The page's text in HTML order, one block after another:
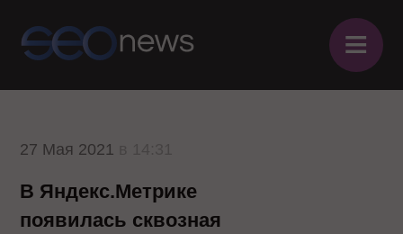
≡
27 Мая 2021
В Яндекс.Метрике
появилась сквозная